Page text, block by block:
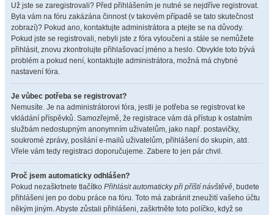
Už jste se zaregistrovali? Před přihlášením je nutné se nejdříve registrovat.
Byla vám na fóru zakázána činnost (v takovém případě se tato skutečnost
zobrazí)? Pokud ano, kontaktujte administrátora a ptejte se na důvody.
Pokud jste se registrovali, nebyli jste z fóra vyloučeni a stále se nemůžete
přihlásit, znovu zkontrolujte přihlašovací jméno a heslo. Obvykle toto bývá
problém a pokud není, kontaktujte administrátora, možná má chybné
nastavení fóra.
Je vůbec potřeba se registrovat?
Nemusíte. Je na administrátorovi fóra, jestli je potřeba se registrovat ke
vkládání příspěvků. Samozřejmě, že registrace vám dá přístup k ostatním
službám nedostupným anonymním uživatelům, jako např. postavičky,
soukromé zprávy, posílání e-mailů uživatelům, přihlášení do skupin, atd.
Vřele vám tedy registraci doporučujeme. Zabere to jen pár chvil.
Proč jsem automaticky odhlášen?
Pokud nezaškrtnete tlačítko Přihlásit automaticky při příští návštěvě, budete
přihlášeni jen po dobu práce na fóru. Toto má zabránit zneužití vašeho účtu
někým jiným. Abyste zůstali přihlášeni, zaškrtněte toto políčko, když se